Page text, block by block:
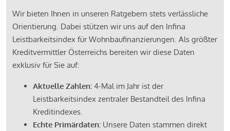
Wir bieten Ihnen in unseren Ratgebern stets verlässliche
Orientierung. Dabei stützen wir uns auf den Infina
Leistbarkeitsindex für Wohnbaufinanzierungen. Als größter
Kreditvermittler Österreichs bereiten wir diese Daten
exklusiv für Sie auf:
Aktuelle Zahlen: 4-Mal im Jahr ist der
Leistbarkeitsindex zentraler Bestandteil des Infina
Kreditindexes.
Echte Primärdaten: Unsere Daten stammen direkt